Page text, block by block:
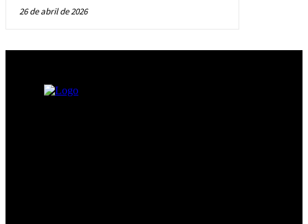
26 de abril de 2026